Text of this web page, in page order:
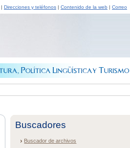
| Direcciones y teléfonos | Contenido de la web | Correo
Buscadores
Buscador de archivos